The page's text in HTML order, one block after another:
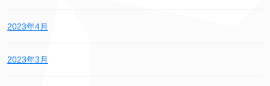
2023年4月
2023年3月